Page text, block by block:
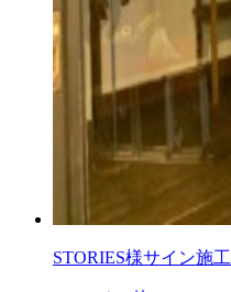
STORIES様サイン施工